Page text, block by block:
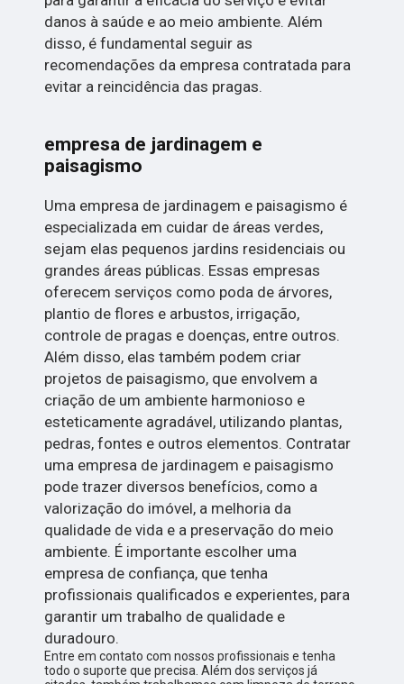
danos à saúde e ao meio ambiente. Além
disso, é fundamental seguir as
recomendações da empresa contratada para
evitar a reincidência das pragas.
empresa de jardinagem e
paisagismo
Uma empresa de jardinagem e paisagismo é
especializada em cuidar de áreas verdes,
sejam elas pequenos jardins residenciais ou
grandes áreas públicas. Essas empresas
oferecem serviços como poda de árvores,
plantio de flores e arbustos, irrigação,
controle de pragas e doenças, entre outros.
Além disso, elas também podem criar
projetos de paisagismo, que envolvem a
criação de um ambiente harmonioso e
esteticamente agradável, utilizando plantas,
pedras, fontes e outros elementos. Contratar
uma empresa de jardinagem e paisagismo
pode trazer diversos benefícios, como a
valorização do imóvel, a melhoria da
qualidade de vida e a preservação do meio
ambiente. É importante escolher uma
empresa de confiança, que tenha
profissionais qualificados e experientes, para
garantir um trabalho de qualidade e
duradouro.
Entre em contato com nossos profissionais e tenha
todo o suporte que precisa. Além dos serviços já